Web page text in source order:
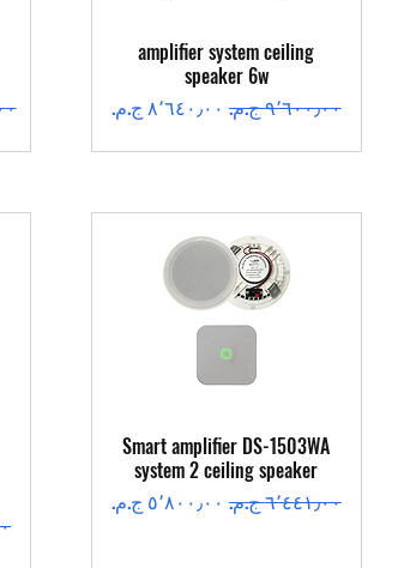
العرض السريع
amplifier system ceiling
speaker 6w
سعر عادي‏٩٬٦٠٠٫٠٠ ج.م.‏ سعر البيع ‏١٠٬٨٧٤٫٠٠ ج.م.‏
العرض السريع
Smart amplifier DS-1503WA
system 2 ceiling speaker
سعر عادي‏٦٬٤٤١٫٠٠ ج.م.‏ سعر البيع
‏٨٬٤٣٦٫٠٠ ج.م.‏